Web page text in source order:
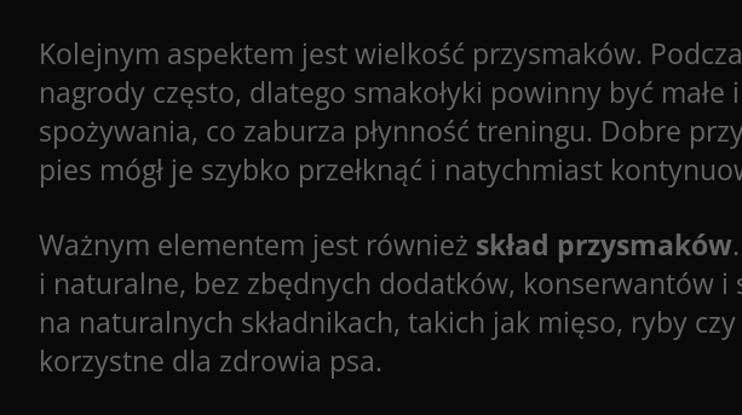
Kolejnym aspektem jest wielkość przysmaków.
nagrody często, dlatego smakołyki powinny być
spożywania, co zaburza płynność treningu. Dobre
pies mógł je szybko przełknąć i natychmiast
Ważnym elementem jest również skład przysmaków
i naturalne, bez zbędnych dodatków, konserwantów
na naturalnych składnikach, takich jak mięso, ryby
korzystne dla zdrowia psa.